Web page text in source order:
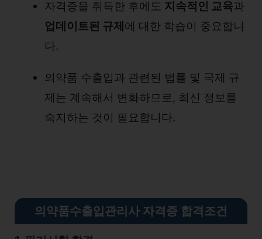
자격증을 취득한 후에도 지속적인 교육과
업데이트된 규제에 대한 학습이 중요합니
다.
의약품 수출입과 관련된 법률 및 국제 규
제는 계속해서 변화하므로, 최신 정보를
숙지하는 것이 필요합니다.
의약품수출입관리사 자격증 합격조건